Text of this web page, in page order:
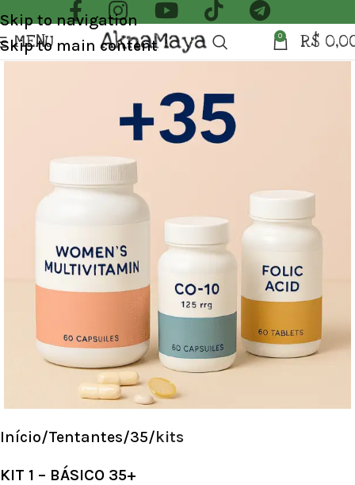
Skip to navigation
Skip to main content
MENU 0 R$
Início Tentantes 35 kits
KIT 1 – BÁSICO 35+